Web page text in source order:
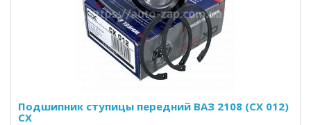
Подшипник ступицы передний ВАЗ 2108 (CX 012)
CX